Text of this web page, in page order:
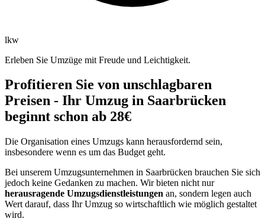
lkw
Erleben Sie Umzüge mit Freude und Leichtigkeit.
Profitieren Sie von unschlagbaren
Preisen - Ihr Umzug in Saarbrücken
beginnt schon ab 28€
Die Organisation eines Umzugs kann herausfordernd sein,
insbesondere wenn es um das Budget geht.
Bei unserem Umzugsunternehmen in Saarbrücken brauchen Sie sich
jedoch keine Gedanken zu machen. Wir bieten nicht nur
herausragende Umzugsdienstleistungen an, sondern legen auch
Wert darauf, dass Ihr Umzug so wirtschaftlich wie möglich gestaltet
wird.